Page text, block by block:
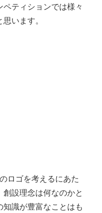
ティションでは様々
います。
ロゴを考えるにあた
設理念は何なのかと
識が豊富なことはも